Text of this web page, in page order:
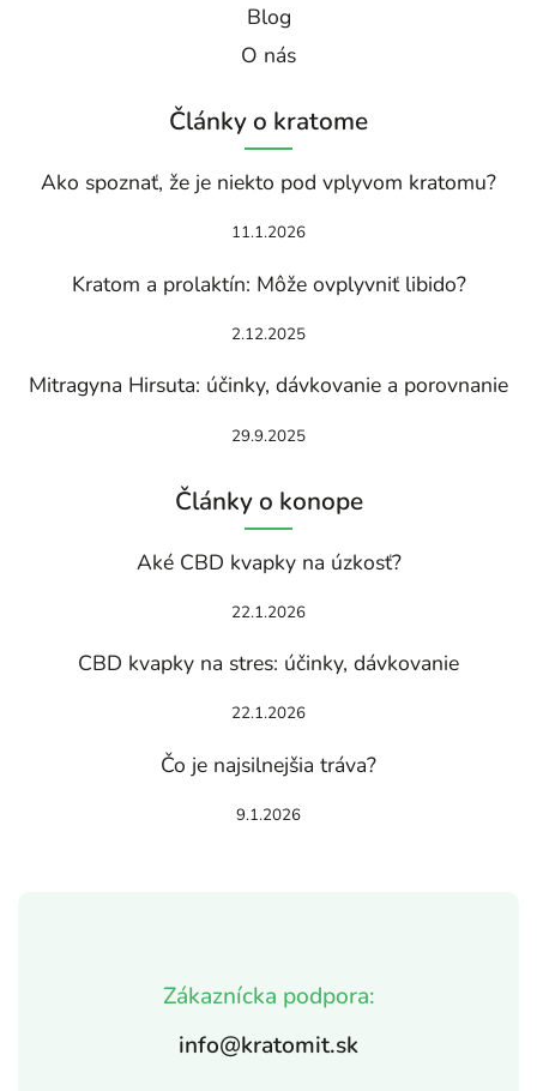
Zákaznícka podpora:
info@kratomit.sk
Blog
O nás
Články o kratome
Ako spoznať, že je niekto pod vplyvom kratomu?
11.1.2026
Kratom a prolaktín: Môže ovplyvniť libido?
2.12.2025
Mitragyna Hirsuta: účinky, dávkovanie a porovnanie
29.9.2025
Články o konope
Aké CBD kvapky na úzkosť?
22.1.2026
CBD kvapky na stres: účinky, dávkovanie
22.1.2026
Čo je najsilnejšia tráva?
9.1.2026